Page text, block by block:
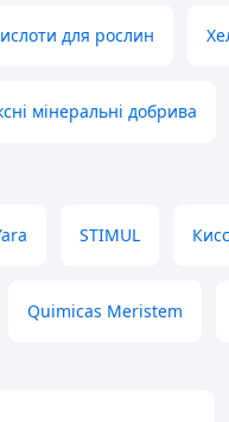
для рослин
мінеральні добрива
STIMUL
Quimicas Meristem